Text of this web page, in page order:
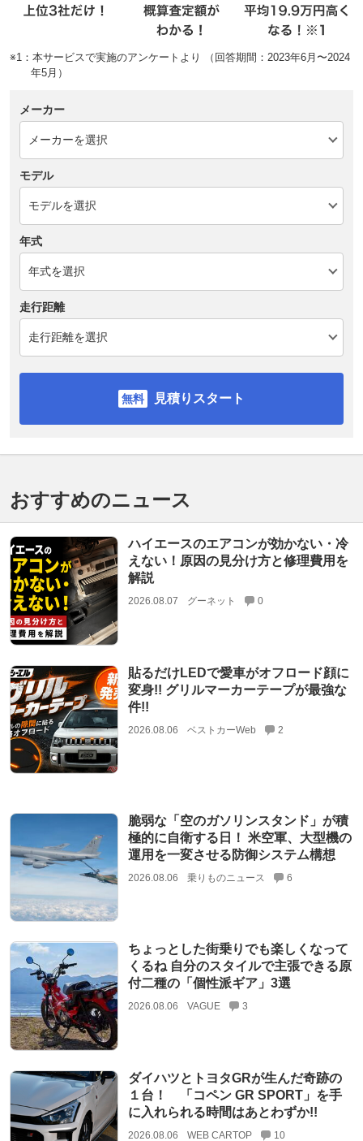
※1：本サービスで実施のアンケートより （回答期間：2023年6月〜2024
年5月）
メーカー
モデル
年式
走行距離
見積りスタート
おすすめのニュース
ハイエースのエアコンが効かない・冷
えない！原因の見分け方と修理費用を
解説
2026.08.07 グーネット 0
貼るだけLEDで愛車がオフロード顔に
変身!! グリルマーカーテープが最強な
件!!
2026.08.06 ベストカーWeb 2
脆弱な「空のガソリンスタンド」が積
極的に自衛する日！ 米空軍、大型機の
運用を一変させる防御システム構想
2026.08.06 乗りものニュース 6
ちょっとした街乗りでも楽しくなって
くるね 自分のスタイルで主張できる原
付二種の「個性派ギア」3選
2026.08.06 VAGUE 3
ダイハツとトヨタGRが生んだ奇跡の
１台！ 「コペン GR SPORT」を手
に入れられる時間はあとわずか!!
2026.08.06 WEB CARTOP 10